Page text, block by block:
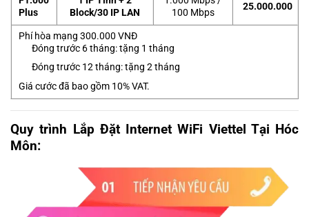
Plus
Block/30 IP LAN
100 Mbps
25.000.000
Phí hòa mạng 300.000 VNĐ
Đóng trước 6 tháng: tặng 1 tháng
Đóng trước 12 tháng: tặng 2 tháng
Giá cước đã bao gồm 10% VAT.
Quy trình Lắp Đặt Internet WiFi Viettel Tại Hóc
Môn: